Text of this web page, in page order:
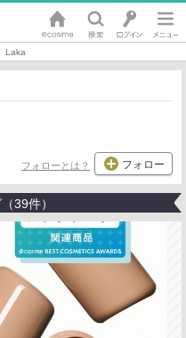
Laka
フォローとは？ フォロー
39件）